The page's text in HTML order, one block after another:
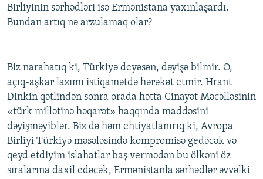
Birliyinin sərhədləri isə Ermənistana yaxınlaşardı.
Bundan artıq nə arzulamaq olar?
Biz narahatıq ki, Türkiyə deyəsən, dəyişə bilmir. O,
açıq-aşkar lazımı istiqamətdə hərəkət etmir. Hrant
Dinkin qətlindən sonra orada hətta Cinayət Məcəlləsinin
«türk millətinə həqarət» haqqında maddəsini
dəyişməyiblər. Biz də həm ehtiyatlanırıq ki, Avropa
Birliyi Türkiyə məsələsində kompromisə gedəcək və
qeyd etdiyim islahatlar baş vermədən bu ölkəni öz
sıralarına daxil edəcək, Ermənistanla sərhədlər əvvəlki